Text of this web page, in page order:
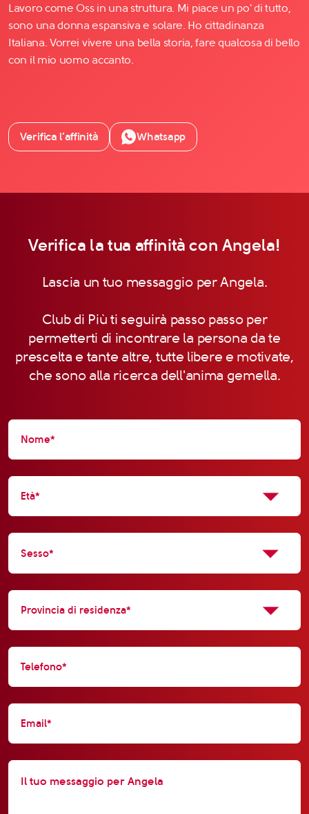
Lavoro come Oss in una struttura. Mi piace un po' di tutto,
sono una donna espansiva e solare. Ho cittadinanza
Italiana. Vorrei vivere una bella storia, fare qualcosa di bello
con il mio uomo accanto.
Verifica l’affinità Whatsapp
Verifica la tua affinità con Angela!
Lascia un tuo messaggio per Angela.
Club di Più ti seguirà passo passo per
permetterti di incontrare la persona da te
prescelta e tante altre, tutte libere e motivate,
che sono alla ricerca dell'anima gemella.